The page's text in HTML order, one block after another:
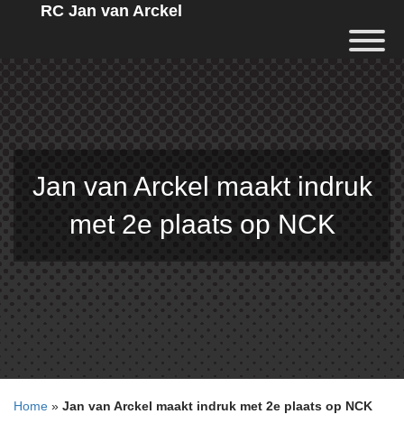
RC Jan van Arckel
Jan van Arckel maakt indruk
met 2e plaats op NCK
Home » Jan van Arckel maakt indruk met 2e plaats op NCK